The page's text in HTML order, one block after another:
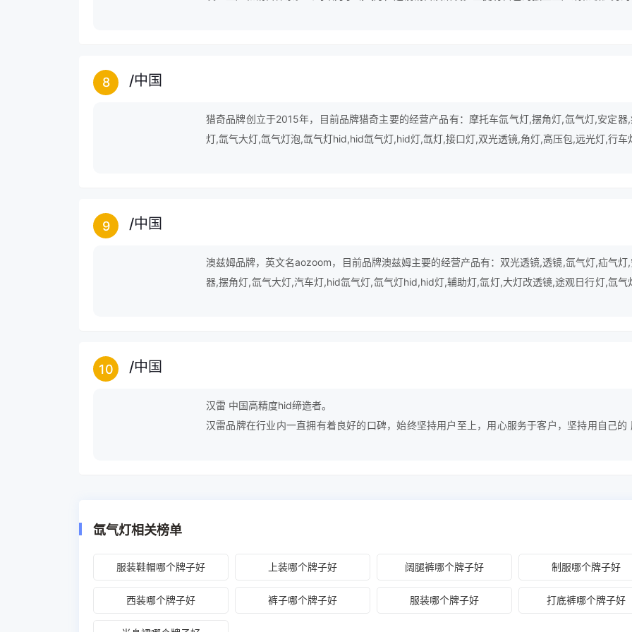
8 /中国
猎奇品牌创立于2015年，目前品牌猎奇主要的经营产品有：摩托车氙气灯,摆角灯,氙气灯,安定器,
灯,氙气大灯,氙气灯泡,氙气灯hid,hid氙气灯,hid灯,氙灯,接口灯,双光透镜,角灯,高压包,远光灯,行车
9 /中国
澳兹姆品牌，英文名aozoom，目前品牌澳兹姆主要的经营产品有：双光透镜,透镜,氙气灯,疝气灯,
器,摆角灯,氙气大灯,汽车灯,hid氙气灯,氙气灯hid,hid灯,辅助灯,氙灯,大灯改透镜,途观日行灯,氙气
10 /中国
汉雷 中国高精度hid缔造者。
汉雷品牌在行业内一直拥有着良好的口碑，始终坚持用户至上，用心服务于客户，坚持用自己的
氙气灯相关榜单
服装鞋帽哪个牌子好 上装哪个牌子好 阔腿裤哪个牌子好 制服哪个牌子好
西装哪个牌子好 裤子哪个牌子好 服装哪个牌子好 打底裤哪个牌子好